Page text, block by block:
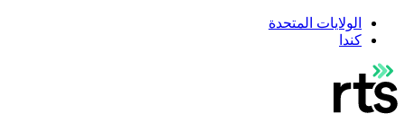
الولايات المتحدة
كندا